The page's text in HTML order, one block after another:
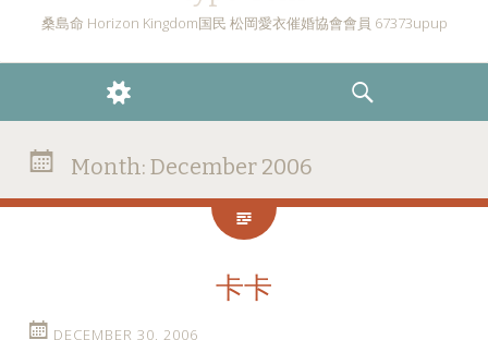
桑島命 Horizon Kingdom国民 松岡愛衣催婚協會會員 67373upup
WIDGETS
SEARCH
Month: December 2006
卡卡
DECEMBER 30, 2006